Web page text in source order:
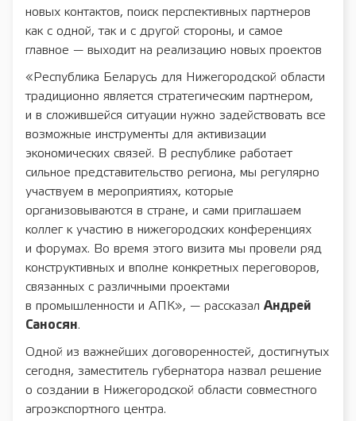
новых контактов, поиск перспективных партнеров
как с одной, так и с другой стороны, и самое
главное — выходит на реализацию новых проектов
«Республика Беларусь для Нижегородской области
традиционно является стратегическим партнером,
и в сложившейся ситуации нужно задействовать все
возможные инструменты для активизации
экономических связей. В республике работает
сильное представительство региона, мы регулярно
участвуем в мероприятиях, которые
организовываются в стране, и сами приглашаем
коллег к участию в нижегородских конференциях
и форумах. Во время этого визита мы провели ряд
конструктивных и вполне конкретных переговоров,
связанных с различными проектами
в промышленности и АПК», — рассказалАндрей
Саносян.
Одной из важнейших договоренностей, достигнутых
сегодня, заместитель губернатора назвал решение
о создании в Нижегородской области совместного
агроэкспортного центра.